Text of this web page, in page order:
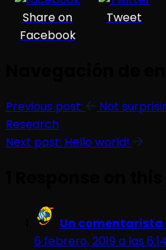
Share on
Facebook
Tweet
Previous post:
Not
Research
Next post: Hello world!
Un comentarista
6 febrero, 2019 a las